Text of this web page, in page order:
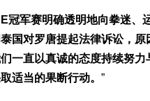
冠军赛明确透明地向拳迷、
国对罗唐提起法律诉讼，
一直以真诚的态度持续努
适当的果断行动。 ”